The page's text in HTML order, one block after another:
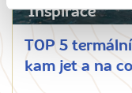
Inspirace
TOP 5
kam jet a na